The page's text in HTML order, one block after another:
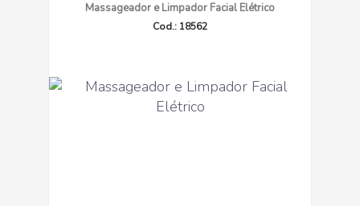
Massageador e Limpador Facial Elétrico
Cod.: 18562